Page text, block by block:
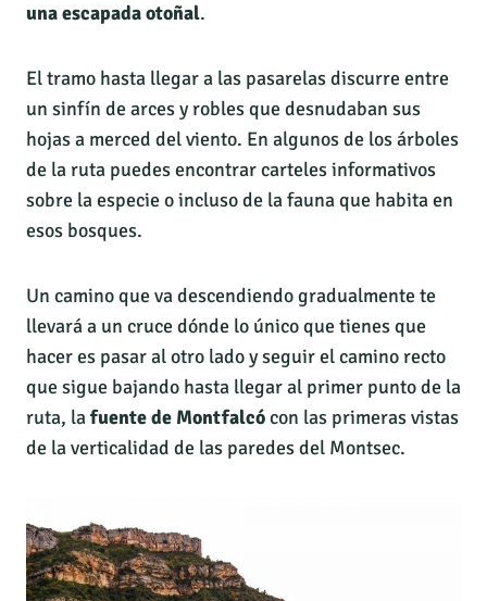
una escapada otoñal.
El tramo hasta llegar a las pasarelas discurre entre
un sinfín de arces y robles que desnudaban sus
hojas a merced del viento. En algunos de los árboles
de la ruta puedes encontrar carteles informativos
sobre la especie o incluso de la fauna que habita en
esos bosques.
Un camino que va descendiendo gradualmente te
llevará a un cruce dónde lo único que tienes que
hacer es pasar al otro lado y seguir el camino recto
que sigue bajando hasta llegar al primer punto de la
ruta, lafuente de Montfalcócon las primeras vistas
de la verticalidad de las paredes del Montsec.